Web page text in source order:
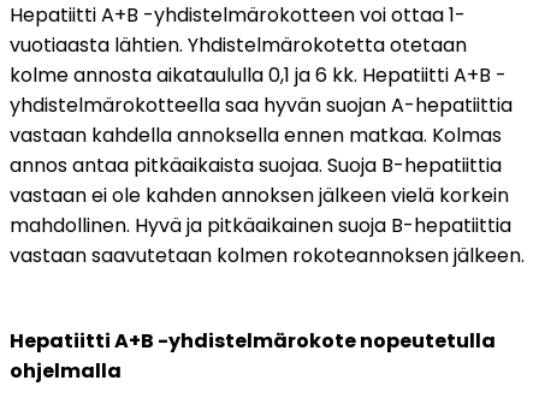
Hepatiitti A+B -yhdistelmärokotteen voi ottaa 1-
vuotiaasta lähtien. Yhdistelmärokotetta otetaan
kolme annosta aikataululla 0,1 ja 6 kk. Hepatiitti A+B -
yhdistelmärokotteella saa hyvän suojan A-hepatiittia
vastaan kahdella annoksella ennen matkaa. Kolmas
annos antaa pitkäaikaista suojaa. Suoja B-hepatiittia
vastaan ei ole kahden annoksen jälkeen vielä korkein
mahdollinen. Hyvä ja pitkäaikainen suoja B-hepatiittia
vastaan saavutetaan kolmen rokoteannoksen jälkeen.
Hepatiitti A+B -yhdistelmärokote nopeutetulla
ohjelmalla